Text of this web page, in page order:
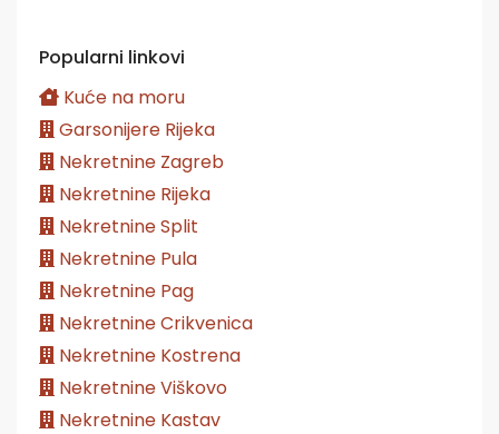
Popularni linkovi
Kuće na moru
Garsonijere Rijeka
Nekretnine Zagreb
Nekretnine Rijeka
Nekretnine Split
Nekretnine Pula
Nekretnine Pag
Nekretnine Crikvenica
Nekretnine Kostrena
Nekretnine Viškovo
Nekretnine Kastav